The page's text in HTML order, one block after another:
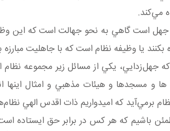
مي‌کند.
جهل است گاهي به نحو جهالت است که اين
يا وظيفه نظام است که با جاهليت مبارزه
جهل‌زدايي، يکي از مسائل زير مجموعه
و مسجدها و هيئات مذهبي و امثال اينها
برمي‌آيد که اميدواريم ذات اقدس الهي
باشيم که هر کس در برابر حق